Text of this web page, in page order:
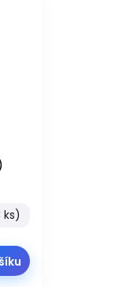
ks)